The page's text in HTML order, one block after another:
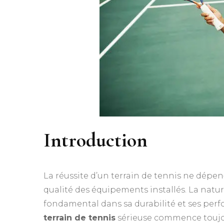
Introduction
La réussite d’un terrain de tennis ne
qualité des équipements installés. La
fondamental dans sa durabilité et ses
terrain de tennis sérieuse commence